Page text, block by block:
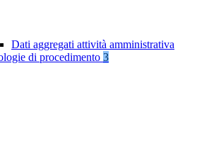
Dati aggregati attività amministrativa
di procedimento 3